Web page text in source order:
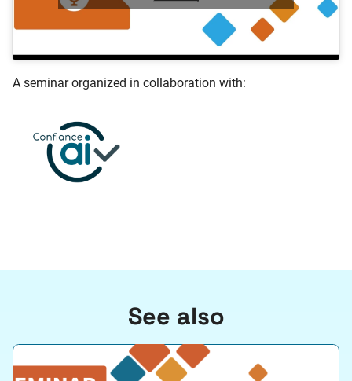
A seminar organized in collaboration with:
See also